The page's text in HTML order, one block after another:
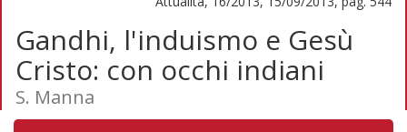
Gandhi, l'induismo e Gesù
Cristo: con occhi indiani
S. Manna